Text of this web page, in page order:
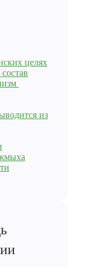
целях
из